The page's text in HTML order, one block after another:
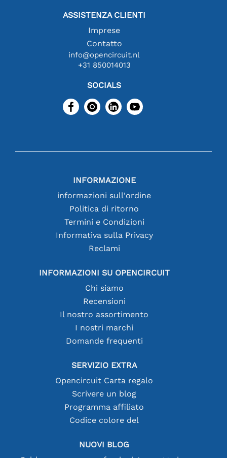
ASSISTENZA CLIENTI
Imprese
Contatto
info@opencircuit.nl
+31 850014013
SOCIALS
INFORMAZIONE
informazioni sull'ordine
Politica di ritorno
Termini e Condizioni
Informativa sulla Privacy
Reclami
INFORMAZIONI SU OPENCIRCUIT
Chi siamo
Recensioni
Il nostro assortimento
I nostri marchi
Domande frequenti
SERVIZIO EXTRA
Opencircuit Carta regalo
Scrivere un blog
Programma affiliato
Codice colore del
NUOVI BLOG